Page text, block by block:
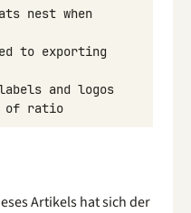
nest when
to exporting
and logos
of ratio
Artikels hat sich der